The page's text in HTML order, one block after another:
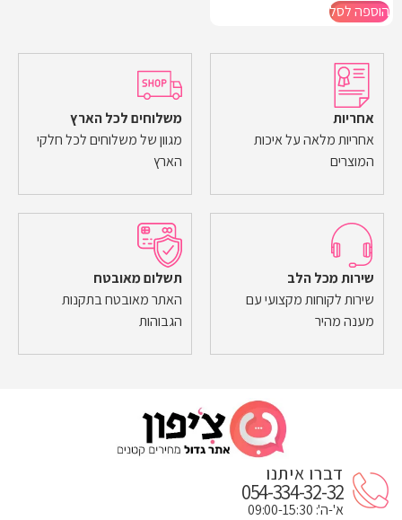
הוספה לסל
אחריות
אחריות מלאה על איכות
המוצרים
משלוחים לכל הארץ
מגוון של משלוחים לכל חלקי
הארץ
שירות מכל הלב
שירות לקוחות מקצועי עם
מענה מהיר
תשלום מאובטח
האתר מאובטח בתקנות
הגבוהות
דברו איתנו
054-334-32-32
א'-ה': 09:00-15:30